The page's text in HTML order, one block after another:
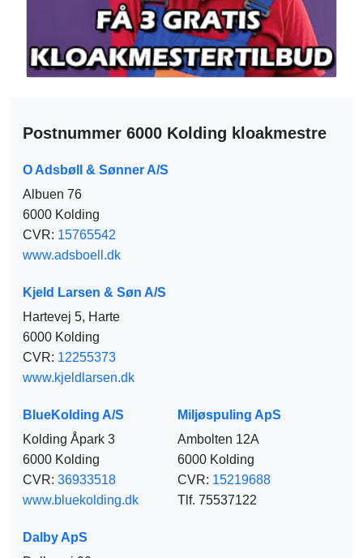
Postnummer 6000 Kolding kloakmestre
O Adsbøll & Sønner A/S
Albuen 76
6000 Kolding
CVR: 15765542
www.adsboell.dk
Kjeld Larsen & Søn A/S
Hartevej 5, Harte
6000 Kolding
CVR: 12255373
www.kjeldlarsen.dk
BlueKolding A/S
Kolding Åpark 3
6000 Kolding
CVR: 36933518
www.bluekolding.dk
Miljøspuling ApS
Ambolten 12A
6000 Kolding
CVR: 15219688
Tlf. 75537122
Dalby ApS